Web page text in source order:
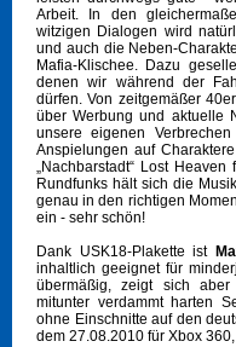
Arbeit. In den
witzigen Dialogen wird
und auch die Neben-
Mafia-Klischee. Dazu
denen wir während der
dürfen. Von zeitgemäßer
über Werbung und aktuelle
unsere eigenen
Anspielungen auf
„Nachbarstadt“ Lost
Rundfunks hält sich die
genau in den richtigen
ein - sehr schön!
Dank USK18-Plakette ist
inhaltlich geeignet für
übermäßig, zeigt sich
mitunter verdammt harten
ohne Einschnitte auf den
dem 27.08.2010 für Xbox